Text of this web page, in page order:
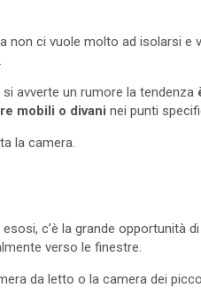
non ci vuole molto ad isolarsi e
avverte un rumore la tendenza
mobili o divani nei punti
la camera.
c’è la grande opportunità
verso le finestre.
da letto o la camera dei